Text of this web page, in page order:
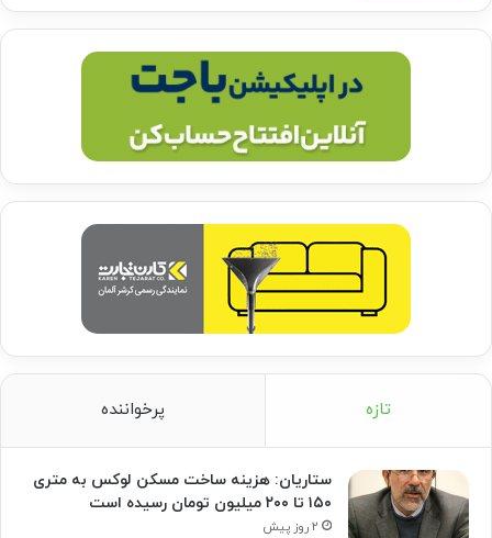
تازه پرخواننده
ستاریان: هزینه ساخت مسکن لوکس به متری
۱۵۰ تا ۲۰۰ میلیون تومان رسیده است
۲ روز پیش